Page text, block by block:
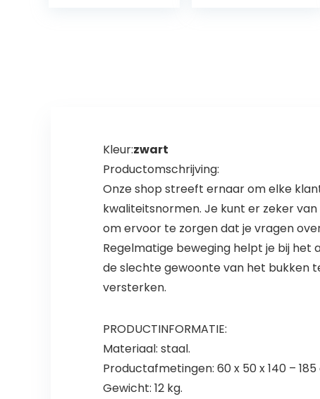
Kleur:zwart
Productomschrijving:
Onze shop streeft ernaar om elke
kwaliteitsnormen. Je kunt er zeker
om ervoor te zorgen dat je vragen
Regelmatige beweging helpt je bij
de slechte gewoonte van het bukken
versterken.
PRODUCTINFORMATIE:
Materiaal: staal.
Productafmetingen: 60 x 50 x 140 – 185
Gewicht: 12 kg.